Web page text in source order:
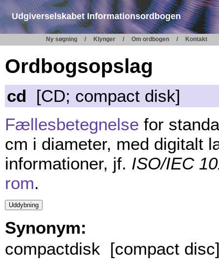
Udgiverselskabet Informationsordbogen
Ny søgning Klynger Om ordbogen Kontakt
Ordbogsopslag
cd [CD; compact disk]
Fællesbetegnelse for
cm i diameter, med digitalt
informationer, jf. ISO/IEC
rom.
Synonym:
compactdisk [compact